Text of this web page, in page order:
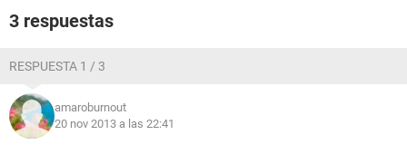
3 respuestas
RESPUESTA 1 / 3
amaroburnout
20 nov 2013 a las 22:41